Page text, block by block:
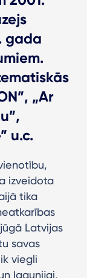
gada
„Ar
u.c.
izveidota
tika
Latvijas
savas
viegli
Igaunijai,